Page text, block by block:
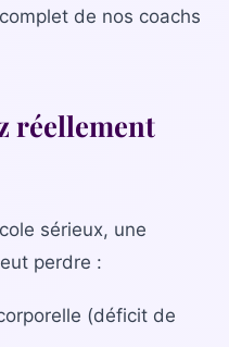
de nos coachs
réellement
sérieux, une
perdre :
(déficit de